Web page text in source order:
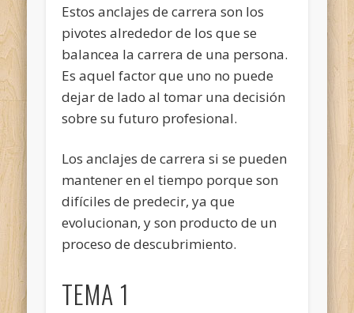
Estos anclajes de carrera son los
pivotes alrededor de los que se
balancea la carrera de una persona.
Es aquel factor que uno no puede
dejar de lado al tomar una decisión
sobre su futuro profesional.
Los anclajes de carrera si se pueden
mantener en el tiempo porque son
difíciles de predecir, ya que
evolucionan, y son producto de un
proceso de descubrimiento.
TEMA 1